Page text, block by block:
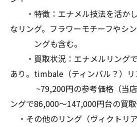
・特徴：エナメル技法を活か
なリング。フラワーモチーフやシ
ングも含む。
・買取状況：エナメルリング
あり。timbale（ティンバル？）リ
~79,200円の参考価格（当店
ングで86,000〜147,000円台の買取
・その他のリング（ヴィクトリ